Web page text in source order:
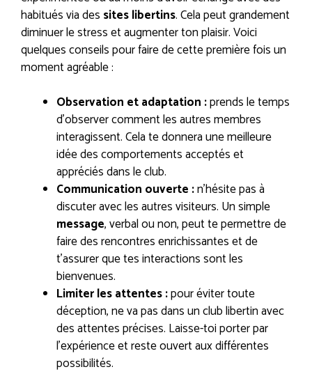
habitués via des sites libertins. Cela peut grandement
diminuer le stress et augmenter ton plaisir. Voici
quelques conseils pour faire de cette première fois un
moment agréable :
Observation et adaptation :prends le temps
d’observer comment les autres membres
interagissent. Cela te donnera une meilleure
idée des comportements acceptés et
appréciés dans le club.
Communication ouverte :n’hésite pas à
discuter avec les autres visiteurs. Un simple
message, verbal ou non, peut te permettre de
faire des rencontres enrichissantes et de
t’assurer que tes interactions sont les
bienvenues.
Limiter les attentes :pour éviter toute
déception, ne va pas dans un club libertin avec
des attentes précises. Laisse-toi porter par
l’expérience et reste ouvert aux différentes
possibilités.